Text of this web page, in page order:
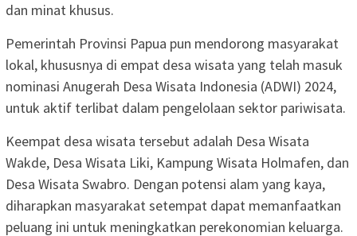
dan minat khusus.
Pemerintah Provinsi Papua pun mendorong masyarakat
lokal, khususnya di empat desa wisata yang telah masuk
nominasi Anugerah Desa Wisata Indonesia (ADWI) 2024,
untuk aktif terlibat dalam pengelolaan sektor pariwisata.
Keempat desa wisata tersebut adalah Desa Wisata
Wakde, Desa Wisata Liki, Kampung Wisata Holmafen, dan
Desa Wisata Swabro. Dengan potensi alam yang kaya,
diharapkan masyarakat setempat dapat memanfaatkan
peluang ini untuk meningkatkan perekonomian keluarga.